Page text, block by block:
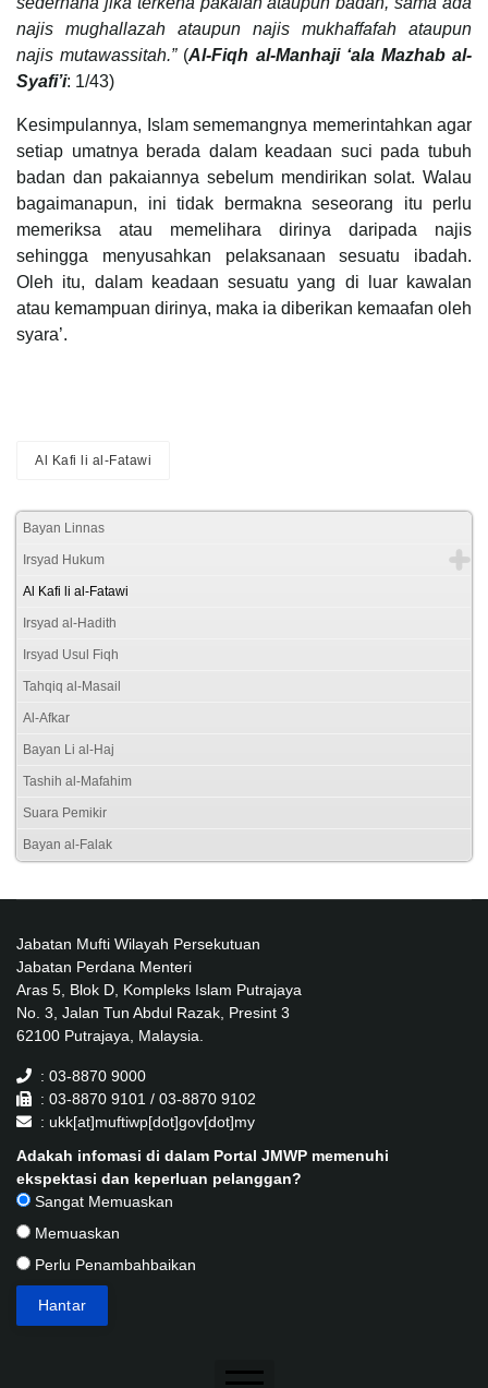
najis mughallazah ataupun najis mukhaffafah ataupun
najis mutawassitah.”(Al-Fiqh al-Manhaji ‘ala Mazhab al-
Syafi’i: 1/43)
Kesimpulannya, Islam sememangnya memerintahkan agar
setiap umatnya berada dalam keadaan suci pada tubuh
badan dan pakaiannya sebelum mendirikan solat. Walau
bagaimanapun, ini tidak bermakna seseorang itu perlu
memeriksa atau memelihara dirinya daripada najis
sehingga menyusahkan pelaksanaan sesuatu ibadah.
Oleh itu, dalam keadaan sesuatu yang di luar kawalan
atau kemampuan dirinya, maka ia diberikan kemaafan oleh
syara’.
Al Kafi li al-Fatawi
Bayan Linnas
Irsyad Hukum
Al Kafi li al-Fatawi
Irsyad al-Hadith
Irsyad Usul Fiqh
Tahqiq al-Masail
Al-Afkar
Bayan Li al-Haj
Tashih al-Mafahim
Suara Pemikir
Bayan al-Falak
Jabatan Mufti Wilayah Persekutuan
Jabatan Perdana Menteri
Aras 5, Blok D, Kompleks Islam Putrajaya
No. 3, Jalan Tun Abdul Razak, Presint 3
62100 Putrajaya, Malaysia.
: 03-8870 9000
: 03-8870 9101 / 03-8870 9102
: ukk[at]muftiwp[dot]gov[dot]my
Adakah infomasi di dalam Portal JMWP memenuhi
ekspektasi dan keperluan pelanggan?
Sangat Memuaskan
Memuaskan
Perlu Penambahbaikan